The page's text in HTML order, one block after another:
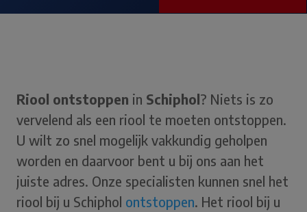
Riool ontstoppen in Schiphol? Niets is zo
vervelend als een riool te moeten ontstoppen.
U wilt zo snel mogelijk vakkundig geholpen
worden en daarvoor bent u bij ons aan het
juiste adres. Onze specialisten kunnen snel het
riool bij u Schiphol ontstoppen. Het riool bij u